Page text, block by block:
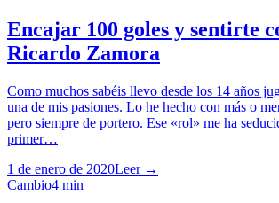
Encajar 100 goles y sentirte
Ricardo Zamora
Como muchos sabéis llevo desde los 14 años
una de mis pasiones. Lo he hecho con más o
pero siempre de portero. Ese «rol» me ha
primer…
1 de enero de 2020Leer →
Cambio4 min